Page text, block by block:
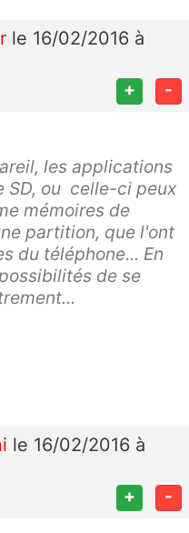
le 16/02/2016 à
+ -
les applications
SD, ou celle-ci peux
mémoires de
partition, que l'ont
du téléphone... En
de se
le 16/02/2016 à
+ -